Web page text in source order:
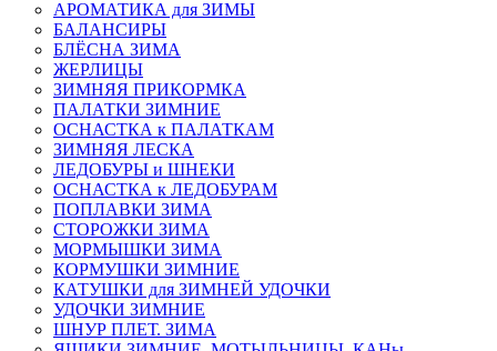
АРОМАТИКА для ЗИМЫ
БАЛАНСИРЫ
БЛЁСНА ЗИМА
ЖЕРЛИЦЫ
ЗИМНЯЯ ПРИКОРМКА
ПАЛАТКИ ЗИМНИЕ
ОСНАСТКА к ПАЛАТКАМ
ЗИМНЯЯ ЛЕСКА
ЛЕДОБУРЫ и ШНЕКИ
ОСНАСТКА к ЛЕДОБУРАМ
ПОПЛАВКИ ЗИМА
СТОРОЖКИ ЗИМА
МОРМЫШКИ ЗИМА
КОРМУШКИ ЗИМНИЕ
КАТУШКИ для ЗИМНЕЙ УДОЧКИ
УДОЧКИ ЗИМНИЕ
ШНУР ПЛЕТ. ЗИМА